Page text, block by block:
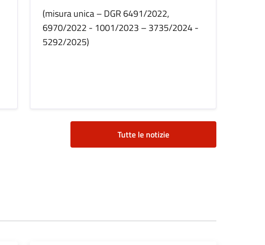
(misura unica – DGR 6491/2022,
6970/2022 - 1001/2023 – 3735/2024 -
5292/2025)
Tutte le notizie